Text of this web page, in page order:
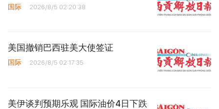
国际 2026/8/5 02:20:38
美国撤销巴西驻美大使签证
国际 2026/8/5 02:17:35
美伊谈判预期乐观 国际油价4日下跌